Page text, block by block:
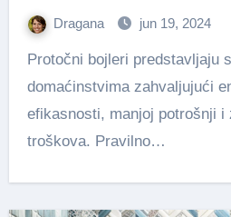
Dragana jun 19, 2024
Protočni bojleri predstavljaju sve češći izbor u
domaćinstvima zahvaljujući
efikasnosti, manjoj potrošnji i
troškova. Pravilno…